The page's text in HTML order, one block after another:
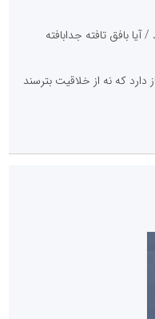
بافق تافته جدابافته
دارد که نه از خلاقیت بترسند